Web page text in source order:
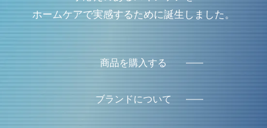
ホームケアで実感するために誕生しました。
商品を購入する
ブランドについて